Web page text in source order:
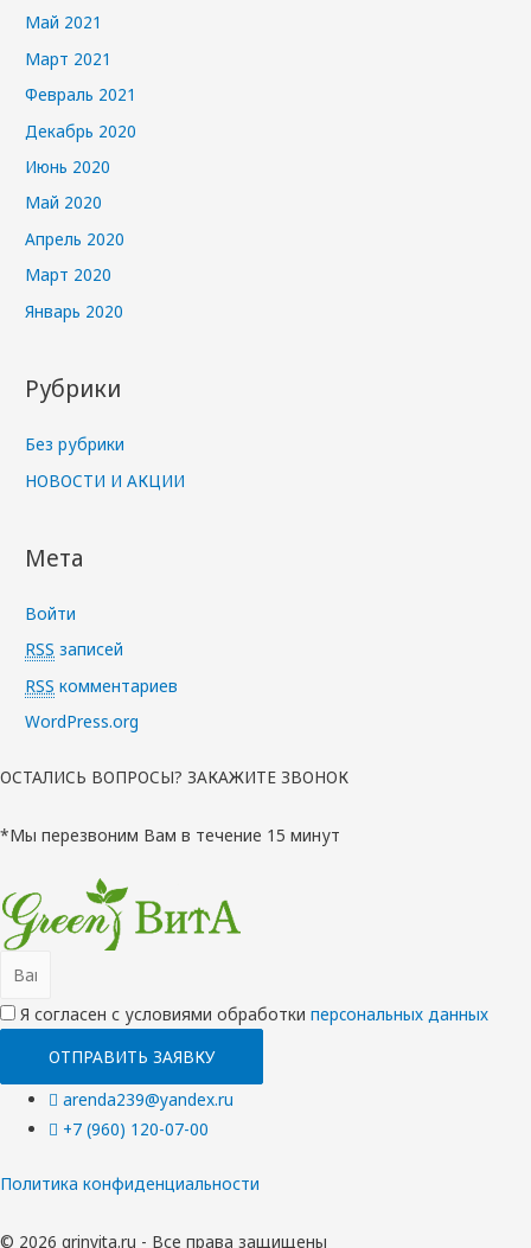
Май 2021
Март 2021
Февраль 2021
Декабрь 2020
Июнь 2020
Май 2020
Апрель 2020
Март 2020
Январь 2020
Рубрики
Без рубрики
НОВОСТИ И АКЦИИ
Мета
Войти
RSS записей
RSS комментариев
WordPress.org
ОСТАЛИСЬ ВОПРОСЫ? ЗАКАЖИТЕ ЗВОНОК
*Мы перезвоним Вам в течение 15 минут
Я согласен с условиями обработки перcональных данных
ОТПРАВИТЬ ЗАЯВКУ
arenda239@yandex.ru
+7 (960) 120-07-00
Политика конфиденциальности
© 2026 grinvita.ru - Все права защищены